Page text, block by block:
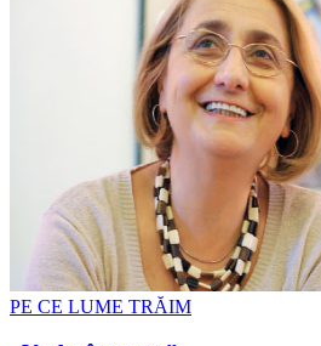
PE CE LUME TRĂIM